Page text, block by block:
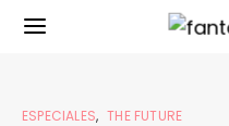
ESPECIALES THE FUTURE